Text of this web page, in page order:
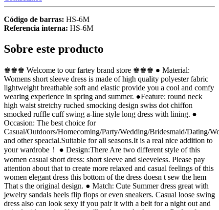
Código de barras: HS-6M
Referencia interna: HS-6M
Sobre este producto
♚♚♚ Welcome to our fartey brand store ♚♚♚ ● Material:
Womens short sleeve dress is made of high quality polyester fabric
lightweight breathable soft and elastic provide you a cool and comfy
wearing experience in spring and summer. ●Feature: round neck
high waist stretchy ruched smocking design swiss dot chiffon
smocked ruffle cuff swing a-line style long dress with lining. ●
Occasion: The best choice for
Casual/Outdoors/Homecoming/Party/Wedding/Bridesmaid/Dating/
and other speacial.Suitable for all seasons.It is a real nice addition to
your wardrobe！ ● Design:There Are two different style of this
women casual short dress: short sleeve and sleeveless. Please pay
attention about that to create more relaxed and casual feelings of this
women elegant dress this bottom of the dress doesn t sew the hem
That s the original design. ● Match: Cute Summer dress great with
jewelry sandals heels flip flops or even sneakers. Casual loose swing
dress also can look sexy if you pair it with a belt for a night out and